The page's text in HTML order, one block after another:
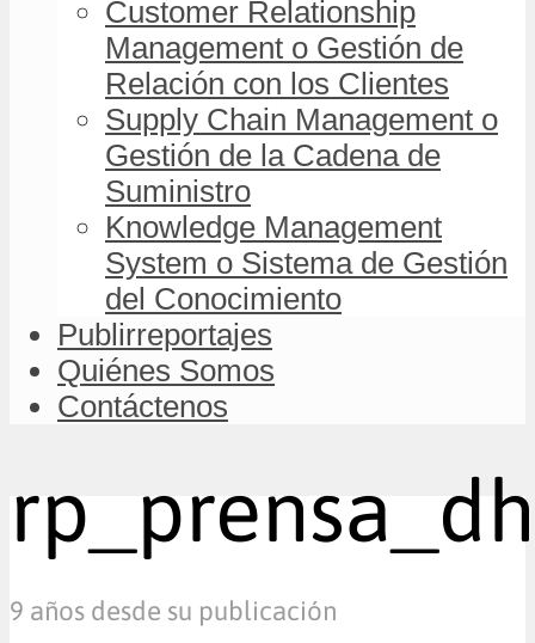
Customer Relationship
Management o Gestión de
Relación con los Clientes
Supply Chain Management o
Gestión de la Cadena de
Suministro
Knowledge Management
System o Sistema de Gestión
del Conocimiento
Publirreportajes
Quiénes Somos
Contáctenos
9 años desde su publicación